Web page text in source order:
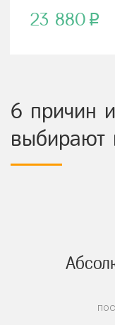
23 880 p
6 причин
выбирают